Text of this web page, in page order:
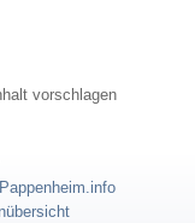
vorschlagen